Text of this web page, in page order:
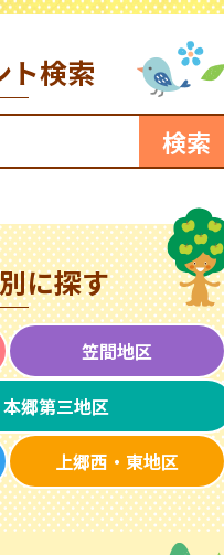
ト検索
に探す
笠間地区
郷第三地区
上郷西・東地区